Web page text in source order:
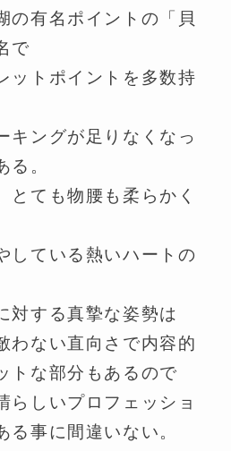
の有名ポイントの「貝
で
ットポイントを多数持
キングが足りなくなっ
る。
とても物腰も柔らかく
している熱いハートの
対する真摯な姿勢は
わない直向さで内容的
トな部分もあるので
らしいプロフェッショ
る事に間違いない。